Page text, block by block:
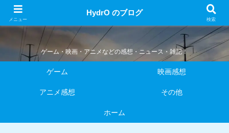
HydrO のブログ
ゲーム・映画・アニメなどの感想・ニュース・雑記！
ゲーム 映画感想
アニメ感想 その他
ホーム
メニュー
HydrO のブログ
検索